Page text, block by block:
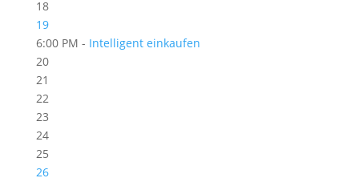
18
19
6:00 PM - Intelligent einkaufen
20
21
22
23
24
25
26